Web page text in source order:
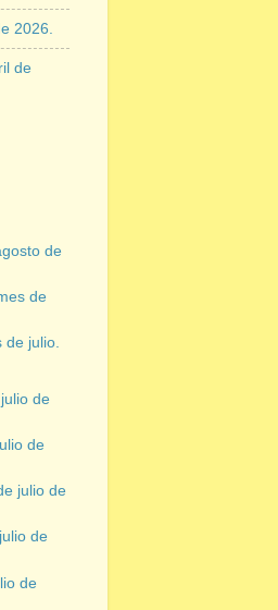
2026.
de
de
de
julio.
de
de
julio de
de
de